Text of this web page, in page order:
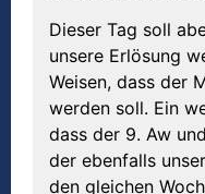
Dieser Tag soll
unsere Erlösung
Weisen, dass der
werden soll. Ein
dass der 9. Aw
der ebenfalls
den gleichen